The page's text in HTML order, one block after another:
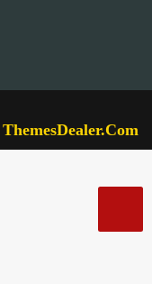
ThemesDealer.Com